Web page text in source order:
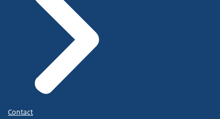
Contact